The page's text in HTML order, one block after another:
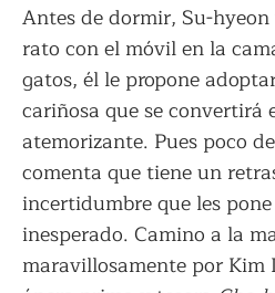
Antes de dormir, Su-
rato con el móvil en la
gatos, él le propone
cariñosa que se convertirá
atemorizante. Pues poco
comenta que tiene un
incertidumbre que les
inesperado. Camino a la
maravillosamente por Kim